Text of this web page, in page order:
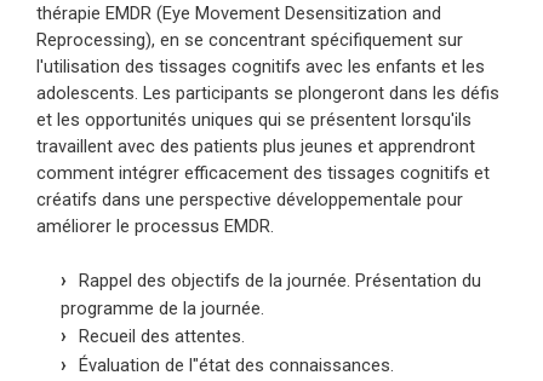
thérapie EMDR (Eye Movement Desensitization and
Reprocessing), en se concentrant spécifiquement sur
l'utilisation des tissages cognitifs avec les enfants et les
adolescents. Les participants se plongeront dans les défis
et les opportunités uniques qui se présentent lorsqu'ils
travaillent avec des patients plus jeunes et apprendront
comment intégrer efficacement des tissages cognitifs et
créatifs dans une perspective développementale pour
améliorer le processus EMDR.
Rappel des objectifs de la journée. Présentation du
programme de la journée.
Recueil des attentes.
Évaluation de l"état des connaissances.